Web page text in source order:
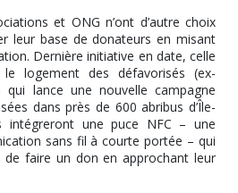
et ONG n’ont d’autre choix
leur base de donateurs en misant
Dernière initiative en date, celle
logement des défavorisés (ex-
qui lance une nouvelle campagne
dans près de 600 abribus d’Île-
intégreront une puce NFC – une
sans fil à courte portée – qui
de faire un don en approchant leur